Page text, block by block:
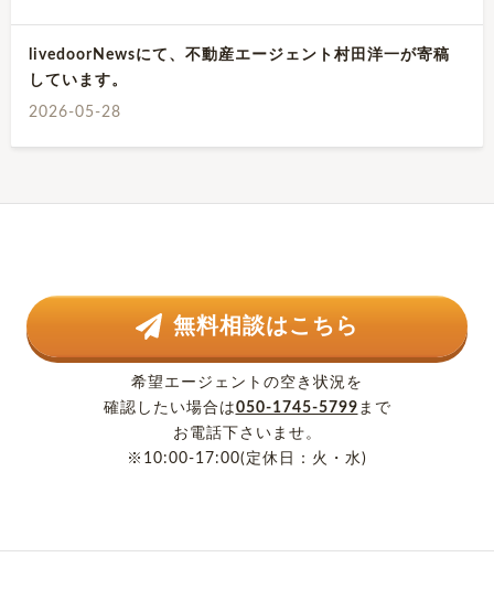
livedoorNewsにて、不動産エージェント村田洋一が寄稿
しています。
2026-05-28
無料相談はこちら
希望エージェントの空き状況を
確認したい場合は050-1745-5799 まで
お電話下さいませ。
※10:00-17:00(定休日：火・水)